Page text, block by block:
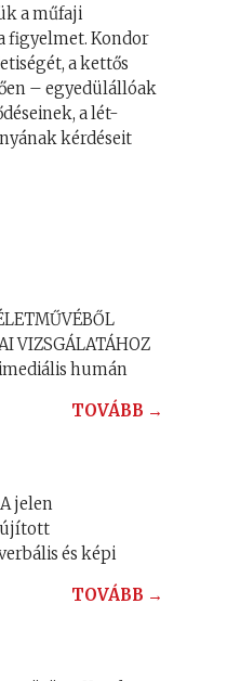
a műfaji
figyelmet. Kondor
a kettős
– egyedülállóak
a lét-
kérdéseit
VIZSGÁLATÁHOZ
humán
TOVÁBB →
jelen
és képi
TOVÁBB →